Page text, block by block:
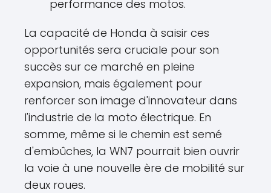
performance des motos.
La capacité de Honda à saisir ces
opportunités sera cruciale pour son
succès sur ce marché en pleine
expansion, mais également pour
renforcer son image d'innovateur dans
l'industrie de la moto électrique. En
somme, même si le chemin est semé
d'embûches, la WN7 pourrait bien ouvrir
la voie à une nouvelle ère de mobilité sur
deux roues.